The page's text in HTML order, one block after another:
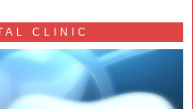
CLINIC